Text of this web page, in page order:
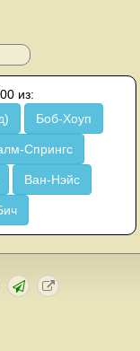
из:
Боб-Хоуп
Спрингс
Ван-Нэйс